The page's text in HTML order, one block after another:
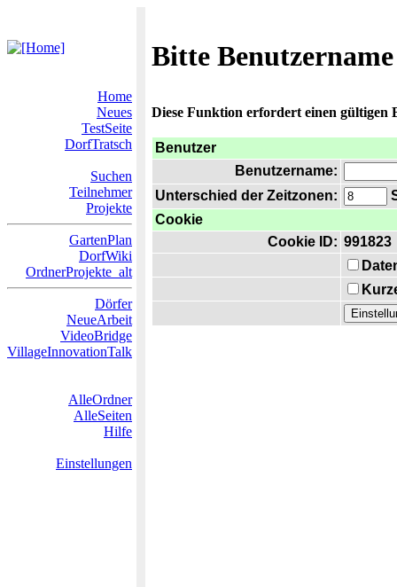
Bitte
Home
Neues
TestSeite
DorfTratsch
Suchen
Teilnehmer
Projekte
GartenPlan
DorfWiki
OrdnerProjekte_alt
Dörfer
NeueArbeit
VideoBridge
VillageInnovationTalk
AlleOrdner
AlleSeiten
Hilfe
Einstellungen
Diese Funktion erfordert einen gültigen
Benutzer
Benutzername:
Unterschied der Zeitzonen:
Cookie
Cookie ID: 991823